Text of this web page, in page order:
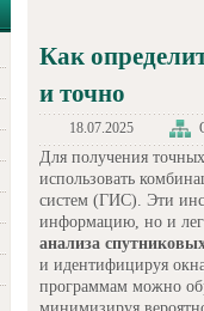
Как
и точно
18.07.2025
Для получения
использовать
систем (ГИС). Эти
информацию, но и
анализа
и идентифицируя
программам можно